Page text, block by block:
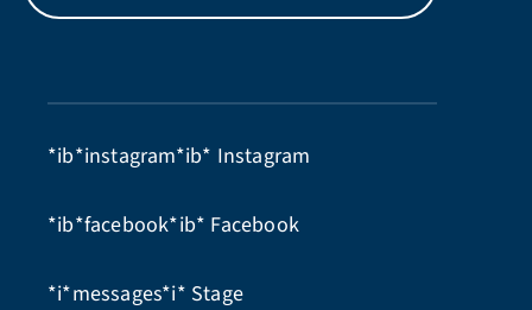
*ib*instagram*ib* Instagram
*ib*facebook*ib* Facebook
*i*messages*i* Stage